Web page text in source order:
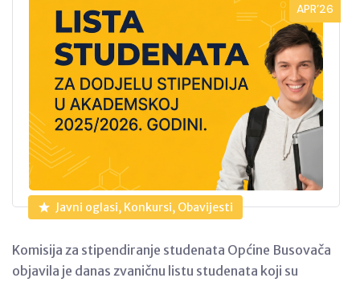
APR’26
Javni oglasi, Konkursi, Obavijesti
Komisija za stipendiranje studenata Općine Busovača
objavila je danas zvaničnu listu studenata koji su